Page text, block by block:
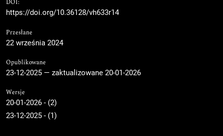
DOI:
https://doi.org/10.36128/vh633r14
Przesłane
22 września 2024
Opublikowane
23-12-2025 — zaktualizowane 20-01-2026
Wersje
20-01-2026 - (2)
23-12-2025 - (1)